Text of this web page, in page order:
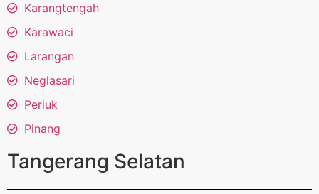
Karangtengah
Karawaci
Larangan
Neglasari
Periuk
Pinang
Tangerang Selatan